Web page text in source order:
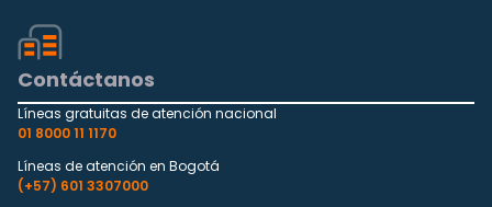
Contáctanos
Líneas gratuitas de atención nacional
01 8000 11 1170
Líneas de atención en Bogotá
(+57) 601 3307000